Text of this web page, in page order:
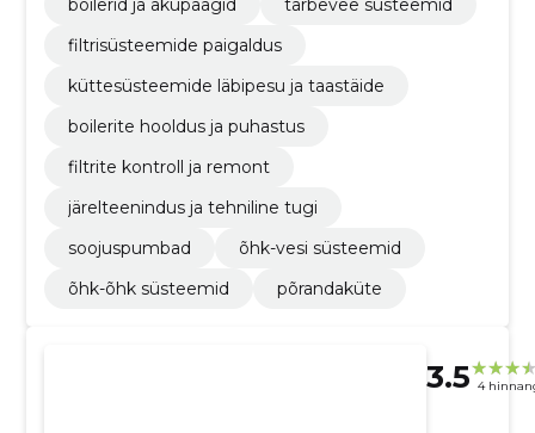
boilerid ja akupaagid
tarbevee süsteemid
filtrisüsteemide paigaldus
küttesüsteemide läbipesu ja taastäide
boilerite hooldus ja puhastus
filtrite kontroll ja remont
järelteenindus ja tehniline tugi
soojuspumbad
õhk-vesi süsteemid
õhk-õhk süsteemid
põrandaküte
3.5 4